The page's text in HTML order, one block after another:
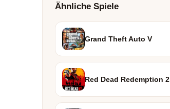
Ähnliche Spiele
Grand Theft Auto V
Red Dead Redemption 2